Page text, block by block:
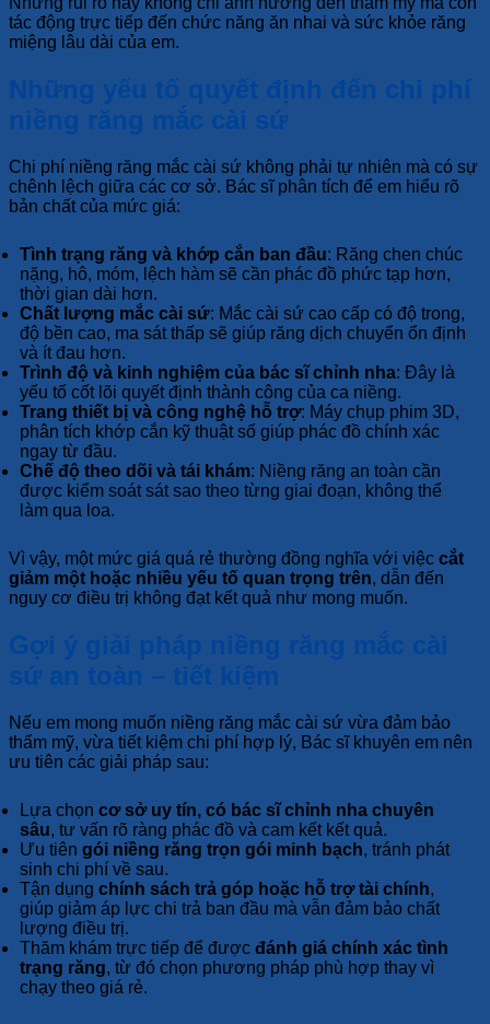
tác động trực tiếp đến chức năng ăn nhai và sức khỏe răng
miệng lâu dài của em.
Những yếu tố quyết định đến chi phí
niềng răng mắc cài sứ
Chi phí niềng răng mắc cài sứ không phải tự nhiên mà có sự
chênh lệch giữa các cơ sở. Bác sĩ phân tích để em hiểu rõ
bản chất của mức giá:
Tình trạng răng và khớp cắn ban đầu: Răng chen chúc
nặng, hô, móm, lệch hàm sẽ cần phác đồ phức tạp hơn,
thời gian dài hơn.
Chất lượng mắc cài sứ: Mắc cài sứ cao cấp có độ trong,
độ bền cao, ma sát thấp sẽ giúp răng dịch chuyển ổn định
và ít đau hơn.
Trình độ và kinh nghiệm của bác sĩ chỉnh nha: Đây là
yếu tố cốt lõi quyết định thành công của ca niềng.
Trang thiết bị và công nghệ hỗ trợ: Máy chụp phim 3D,
phân tích khớp cắn kỹ thuật số giúp phác đồ chính xác
ngay từ đầu.
Chế độ theo dõi và tái khám: Niềng răng an toàn cần
được kiểm soát sát sao theo từng giai đoạn, không thể
làm qua loa.
Vì vậy, một mức giá quá rẻ thường đồng nghĩa với việc cắt
giảm một hoặc nhiều yếu tố quan trọng trên, dẫn đến
nguy cơ điều trị không đạt kết quả như mong muốn.
Gợi ý giải pháp niềng răng mắc cài
sứ an toàn – tiết kiệm
Nếu em mong muốn niềng răng mắc cài sứ vừa đảm bảo
thẩm mỹ, vừa tiết kiệm chi phí hợp lý, Bác sĩ khuyên em nên
ưu tiên các giải pháp sau:
Lựa chọn cơ sở uy tín, có bác sĩ chỉnh nha chuyên
sâu, tư vấn rõ ràng phác đồ và cam kết kết quả.
Ưu tiên gói niềng răng trọn gói minh bạch, tránh phát
sinh chi phí về sau.
Tận dụng chính sách trả góp hoặc hỗ trợ tài chính,
giúp giảm áp lực chi trả ban đầu mà vẫn đảm bảo chất
lượng điều trị.
Thăm khám trực tiếp để được đánh giá chính xác tình
trạng răng, từ đó chọn phương pháp phù hợp thay vì
chạy theo giá rẻ.